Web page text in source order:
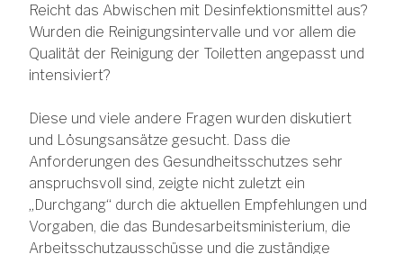
Reicht das Abwischen mit Desinfektionsmittel aus?
Wurden die Reinigungsintervalle und vor allem die
Qualität der Reinigung der Toiletten angepasst und
intensiviert?
Diese und viele andere Fragen wurden diskutiert
und Lösungsansätze gesucht. Dass die
Anforderungen des Gesundheitsschutzes sehr
anspruchsvoll sind, zeigte nicht zuletzt ein
„Durchgang“ durch die aktuellen Empfehlungen und
Vorgaben, die das Bundesarbeitsministerium, die
Arbeitsschutzausschüsse und die zuständige